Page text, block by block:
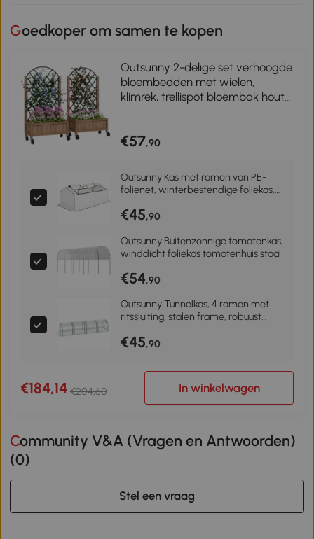
Goedkoper om samen te kopen
Outsunny 2-delige set verhoogde
bloembedden met wielen,
klimrek, trellispot bloembak hout
€57,90
Outsunny Kas met ramen van PE-
folienet, winterbestendige foliekas,
€45,90
Outsunny Buitenzonnige tomatenkas,
winddicht foliekas tomatenhuis staal
€54,90
Outsunny Tunnelkas, 4 ramen met
ritssluiting, stalen frame, robuust
cm
€45,90
€184,14 €204,60 In winkelwagen
Community V&A (Vragen en Antwoorden)
(0)
Stel een vraag